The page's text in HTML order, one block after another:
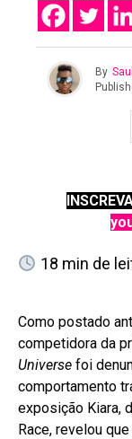
By
18 min de
Como postado
competidora da
Universe foi
comportamento
exposição Kiara,
Race, revelou